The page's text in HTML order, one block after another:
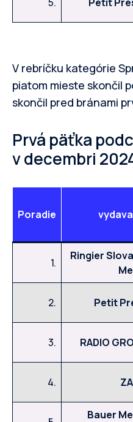
V rebríčku kategórie
piatom mieste skončil
skončil pred bránami
Prvá päťka
v decembri
Poradie
1.
Ringier
2. Petit
3. RADIO
4.
Bauer